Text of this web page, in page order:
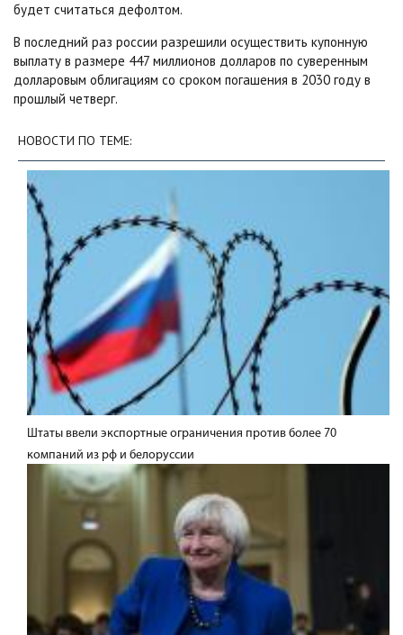
будет считаться дефолтом.
В последний раз россии разрешили осуществить купонную
выплату в размере 447 миллионов долларов по суверенным
долларовым облигациям со сроком погашения в 2030 году в
прошлый четверг.
НОВОСТИ ПО ТЕМЕ:
Штаты ввели экспортные ограничения против более 70
компаний из рф и белоруссии